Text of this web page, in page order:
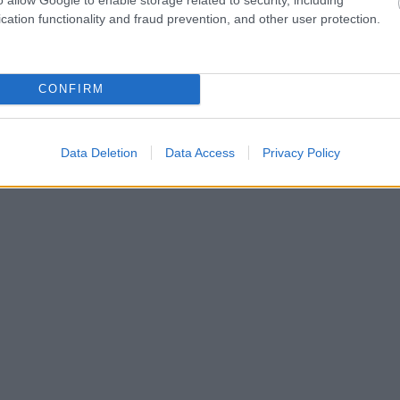
functionality and fraud prevention, and other user protection.
CONFIRM
Data Deletion Data Access Privacy Policy
και αξεσουάρ για το δικό σας Nissan.